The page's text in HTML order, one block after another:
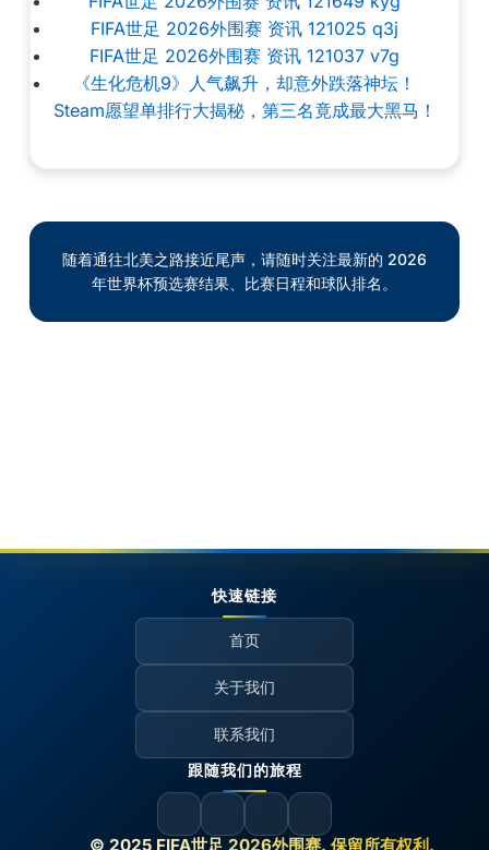
FIFA世足 2026外围赛 资讯 121025 q3j
FIFA世足 2026外围赛 资讯 121037 v7g
《生化危机9》人气飙升，却意外跌落神坛！
Steam愿望单排行大揭秘，第三名竟成最大黑马！
随着通往北美之路接近尾声，请随时关注最新的 2026
年世界杯预选赛结果、比赛日程和球队排名。
© 2025 FIFA世足 2026外围赛. 保留所有权利.
快速链接
首页
关于我们
联系我们
跟随我们的旅程